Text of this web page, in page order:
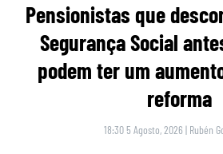
Pensionistas que
Segurança Social
podem ter um
reforma
18:30 5 Agosto, 2026 | Rubén